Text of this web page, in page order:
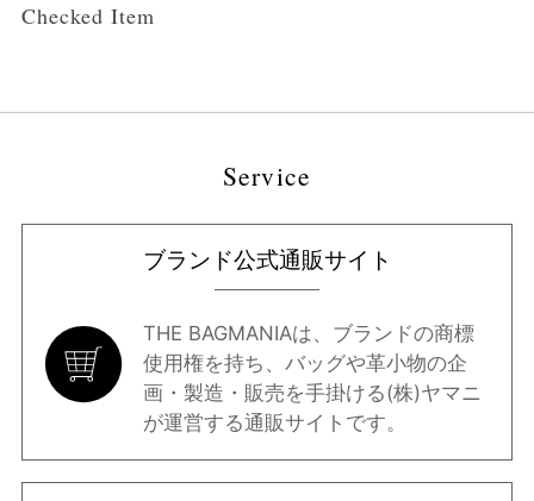
Checked Item
Service
ブランド公式通販サイト
THE BAGMANIAは、ブランドの商標
使用権を持ち、バッグや革小物の企
画・製造・販売を手掛ける(株)ヤマニ
が運営する通販サイトです。